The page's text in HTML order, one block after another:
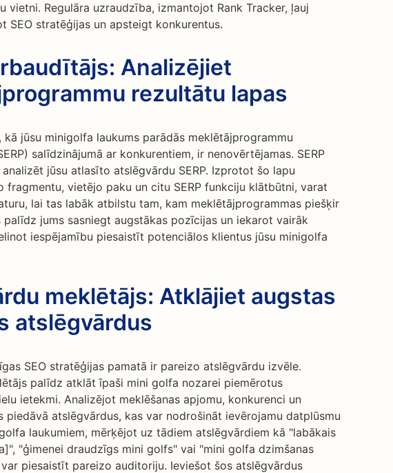
vietni. Regulāra uzraudzība, izmantojot Rank Tracker, ļauj
SEO stratēģijas un apsteigt konkurentus.
Analizējiet
rezultātu lapas
kā jūsu minigolfa laukums parādās meklētājprogrammu
salīdzinājumā ar konkurentiem, ir nenovērtējamas. SERP
jūsu atlasīto atslēgvārdu SERP. Izprotot šo lapu
fragmentu, vietējo paku un citu SERP funkciju klātbūtni, varat
lai tas labāk atbilstu tam, kam meklētājprogrammas piešķir
jums sasniegt augstākas pozīcijas un iekarot vairāk
iespējamību piesaistīt potenciālos klientus jūsu minigolfa
meklētājs: Atklājiet augstas
atslēgvārdus
SEO stratēģijas pamatā ir pareizo atslēgvārdu izvēle.
palīdz atklāt īpaši mini golfa nozarei piemērotus
ietekmi. Analizējot meklēšanas apjomu, konkurenci un
piedāvā atslēgvārdus, kas var nodrošināt ievērojamu datplūsmu
laukumiem, mērķējot uz tādiem atslēgvārdiem kā "labākais
"ģimenei draudzīgs mini golfs" vai "mini golfa dzimšanas
piesaistīt pareizo auditoriju. Ieviešot šos atslēgvārdus